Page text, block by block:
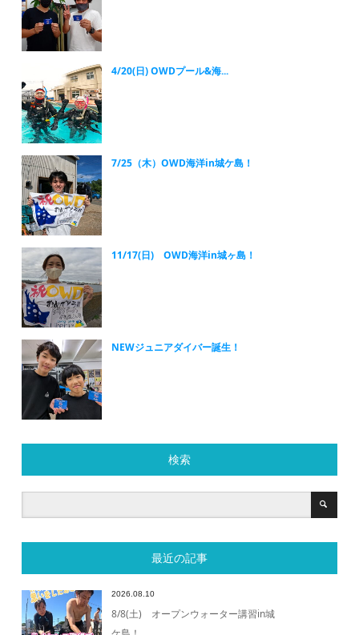
4/20(日) OWDプール&海...
7/25（木）OWD海洋in城ケ島！
11/17(日) OWD海洋in城ヶ島！
NEWジュニアダイバー誕生！
検索
最近の記事
2026.08.10
8/8(土) オープンウォーター講習in城